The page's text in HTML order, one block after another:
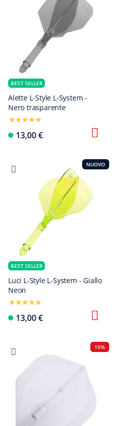
BEST SELLER
Alette L-Style L-System -
Nero trasparente
13,00 €
NUOVO
BEST SELLER
Luci L-Style L-System - Giallo
Neon
13,00 €
15%